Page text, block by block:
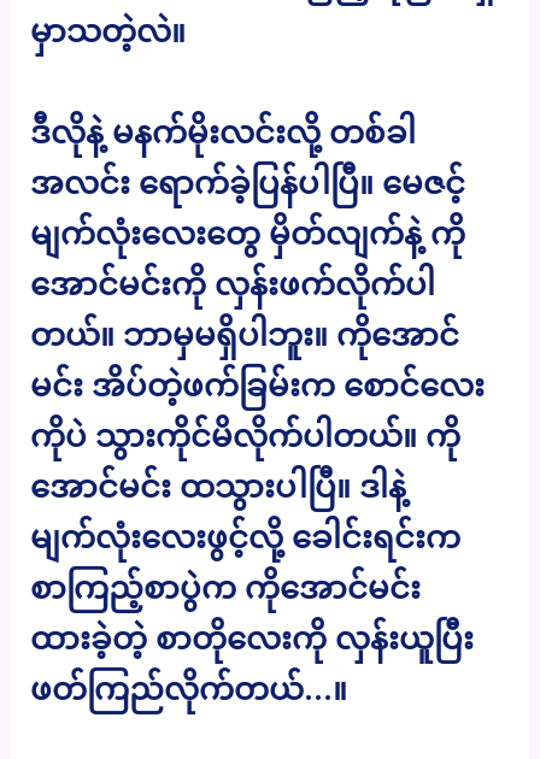
မှာသတဲ့လဲ။
ဒီလိုနဲ့ မနက်မိုးလင်းလို့ တစ်ခါ
အလင်း ရောက်ခဲ့ပြန်ပါပြီ။ မေဇင့်
မျက်လုံးလေးတွေ မှိတ်လျက်နဲ့ ကို
အောင်မင်းကို လှန်းဖက်လိုက်ပါ
တယ်။ ဘာမှမရှိပါဘူး။ ကိုအောင်
မင်း အိပ်တဲ့ဖက်ခြမ်းက စောင်လေး
ကိုပဲ သွားကိုင်မိလိုက်ပါတယ်။ ကို
အောင်မင်း ထသွားပါပြီ။ ဒါနဲ့
မျက်လုံးလေးဖွင့်လို့ ခေါင်းရင်းက
စာကြည့်စာပွဲက ကိုအောင်မင်း
ထားခဲ့တဲ့ စာတိုလေးကို လှန်းယူပြီး
ဖတ်ကြည်လိုက်တယ်…။